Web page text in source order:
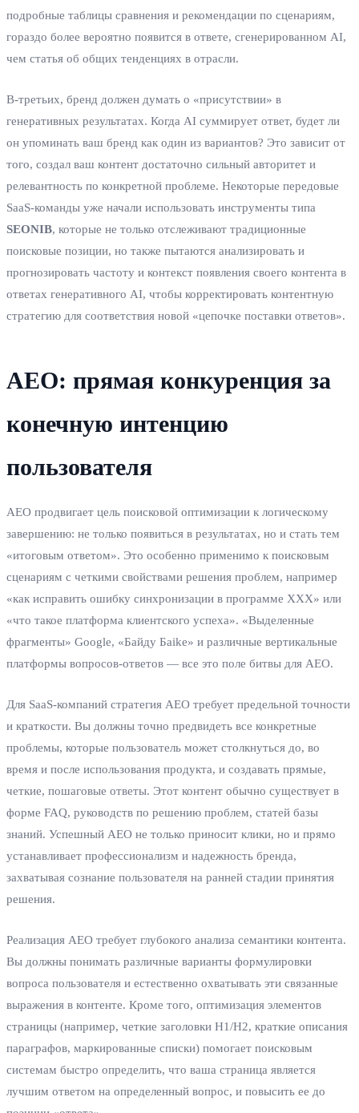
подробные таблицы сравнения и рекомендации по сценариям,
гораздо более вероятно появится в ответе, сгенерированном AI,
чем статья об общих тенденциях в отрасли.
В-третьих, бренд должен думать о «присутствии» в
генеративных результатах. Когда AI суммирует ответ, будет ли
он упоминать ваш бренд как один из вариантов? Это зависит от
того, создал ваш контент достаточно сильный авторитет и
релевантность по конкретной проблеме. Некоторые передовые
SaaS-команды уже начали использовать инструменты типа
SEONIB, которые не только отслеживают традиционные
поисковые позиции, но также пытаются анализировать и
прогнозировать частоту и контекст появления своего контента в
ответах генеративного AI, чтобы корректировать контентную
стратегию для соответствия новой «цепочке поставки ответов».
AEO: прямая конкуренция за
конечную интенцию
пользователя
AEO продвигает цель поисковой оптимизации к логическому
завершению: не только появиться в результатах, но и стать тем
«итоговым ответом». Это особенно применимо к поисковым
сценариям с четкими свойствами решения проблем, например
«как исправить ошибку синхронизации в программе XXX» или
«что такое платформа клиентского успеха». «Выделенные
фрагменты» Google, «Байду Баike» и различные вертикальные
платформы вопросов-ответов — все это поле битвы для AEO.
Для SaaS-компаний стратегия AEO требует предельной точности
и краткости. Вы должны точно предвидеть все конкретные
проблемы, которые пользователь может столкнуться до, во
время и после использования продукта, и создавать прямые,
четкие, пошаговые ответы. Этот контент обычно существует в
форме FAQ, руководств по решению проблем, статей базы
знаний. Успешный AEO не только приносит клики, но и прямо
устанавливает профессионализм и надежность бренда,
захватывая сознание пользователя на ранней стадии принятия
решения.
Реализация AEO требует глубокого анализа семантики контента.
Вы должны понимать различные варианты формулировки
вопроса пользователя и естественно охватывать эти связанные
выражения в контенте. Кроме того, оптимизация элементов
страницы (например, четкие заголовки H1/H2, краткие описания
параграфов, маркированные списки) помогает поисковым
системам быстро определить, что ваша страница является
лучшим ответом на определенный вопрос, и повысить ее до